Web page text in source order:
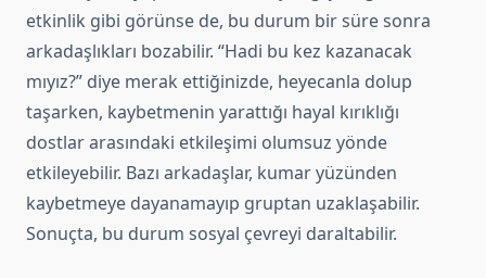
etkinlik gibi görünse de, bu durum bir süre sonra
arkadaşlıkları bozabilir. “Hadi bu kez kazanacak
mıyız?” diye merak ettiğinizde, heyecanla dolup
taşarken, kaybetmenin yarattığı hayal kırıklığı
dostlar arasındaki etkileşimi olumsuz yönde
etkileyebilir. Bazı arkadaşlar, kumar yüzünden
kaybetmeye dayanamayıp gruptan uzaklaşabilir.
Sonuçta, bu durum sosyal çevreyi daraltabilir.